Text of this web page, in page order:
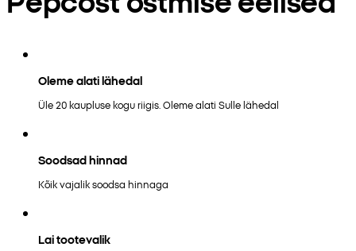
Oleme alati lähedal
Üle 20 kaupluse kogu riigis. Oleme alati Sulle lähedal
Soodsad hinnad
Kõik vajalik soodsa hinnaga
Lai tootevalik